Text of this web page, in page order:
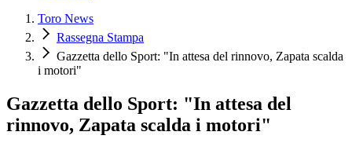
Toro News
Rassegna Stampa
Gazzetta dello Sport: "In attesa del rinnovo, Zapata scalda
i motori"
Gazzetta dello Sport: "In attesa del
rinnovo, Zapata scalda i motori"